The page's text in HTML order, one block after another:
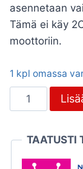
asennetaan
Tämä ei käy
moottoriin.
1 kpl omassa
etummainen
Citroën
TAATUSTI